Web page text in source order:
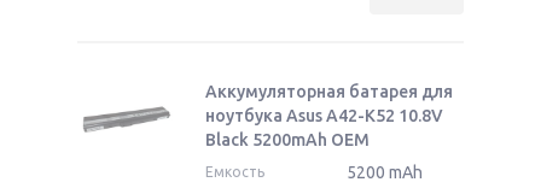
Аккумуляторная батарея для
ноутбука Asus A42-K52 10.8V
Black 5200mAh OEM
Емкость 5200 mAh